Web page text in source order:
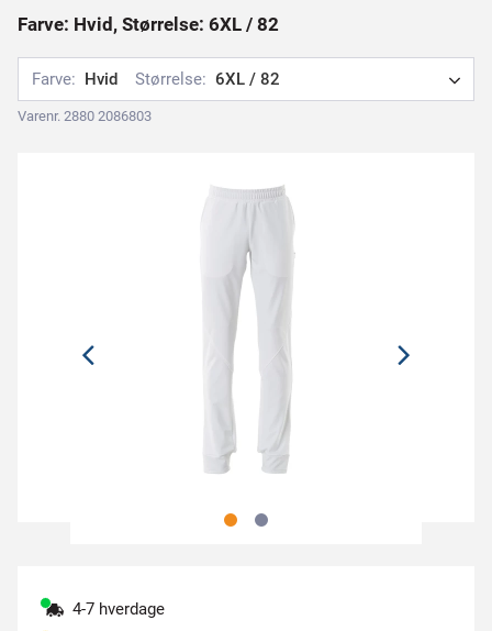
Farve: Hvid, Størrelse: 6XL / 82
Farve: Hvid Størrelse: 6XL / 82
Varenr. 2880 2086803
4-7 hverdage